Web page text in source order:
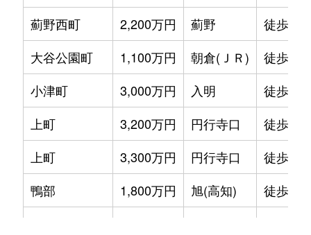
薊野西町
2,200万円 薊野
徒歩5分
大谷公園町
1,100万円 朝倉(ＪＲ)
徒歩26
小津町
3,000万円 入明
徒歩7分
上町
3,200万円 円行寺口
徒歩14
上町
3,300万円 円行寺口
徒歩14
鴨部
1,800万円 旭(高知)
徒歩16